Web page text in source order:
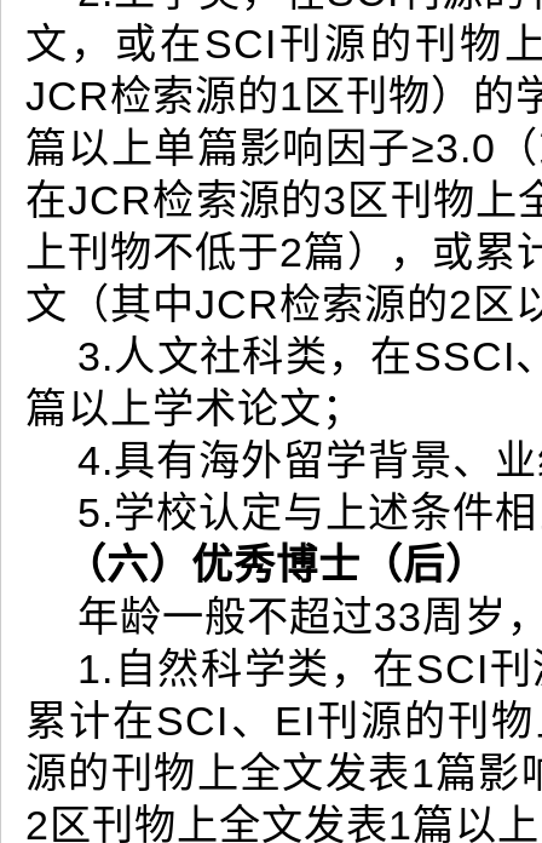
文，或在SCI刊源的刊物
JCR检索源的1区刊物）的
篇以上单篇影响因子≥3.0
在JCR检索源的3区刊物上
上刊物不低于2篇），或
文（其中JCR检索源的2区
3.人文社科类，在SSCI
篇以上学术论文；
4.具有海外留学背景、
5.学校认定与上述条件
（六） 优秀博士（后）
年龄一般不超过33周岁
1.自然科学类，在SCI
累计在SCI、EI刊源的刊
源的刊物上全文发表1篇
2区刊物上全文发表1篇以